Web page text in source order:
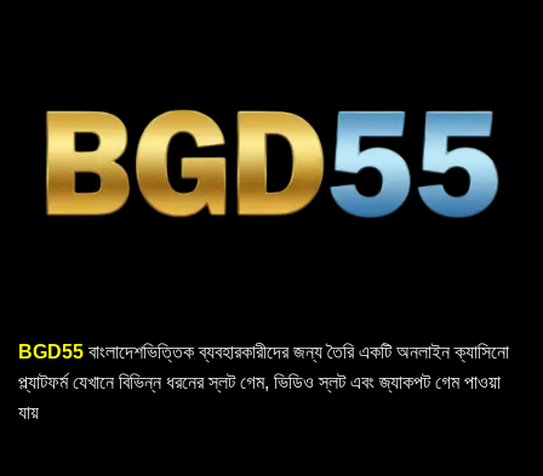
BGD55 বাংলাদেশভিত্তিক ব্যবহারকারীদের জন্য তৈরি একটি অনলাইন ক্যাসিনো
প্ল্যাটফর্ম যেখানে বিভিন্ন ধরনের স্লট গেম, ভিডিও স্লট এবং জ্যাকপট গেম পাওয়া
যায়